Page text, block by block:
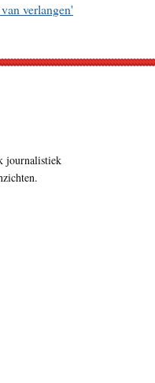
verlangen'
journalistiek